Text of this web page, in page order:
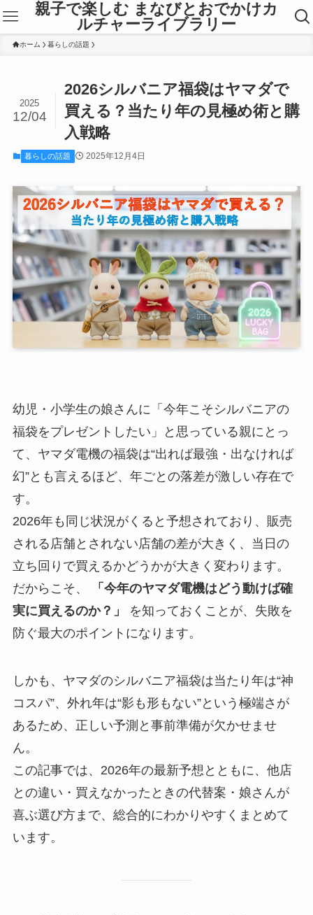
親子で楽しむ まなびとおでかけカ
ルチャーライブラリー
ホーム 暮らしの話題
2026シルバニア福袋はヤマダで
買える？当たり年の見極め術と購
入戦略
2025
12/04
暮らしの話題 2025年12月4日
幼児・小学生の娘さんに「今年こそシルバニアの
福袋をプレゼントしたい」と思っている親にとっ
て、ヤマダ電機の福袋は“出れば最強・出なければ
幻”とも言えるほど、年ごとの落差が激しい存在で
す。
2026年も同じ状況がくると予想されており、販売
される店舗とされない店舗の差が大きく、当日の
立ち回りで買えるかどうかが大きく変わります。
だからこそ、
「今年のヤマダ電機はどう動けば確
実に買えるのか？」
を知っておくことが、失敗を
防ぐ最大のポイントになります。
しかも、ヤマダのシルバニア福袋は当たり年は“神
コスパ”、外れ年は“影も形もない”という極端さが
あるため、正しい予測と事前準備が欠かせませ
ん。
この記事では、2026年の最新予想とともに、他店
との違い・買えなかったときの代替案・娘さんが
喜ぶ選び方まで、総合的にわかりやすくまとめて
います。